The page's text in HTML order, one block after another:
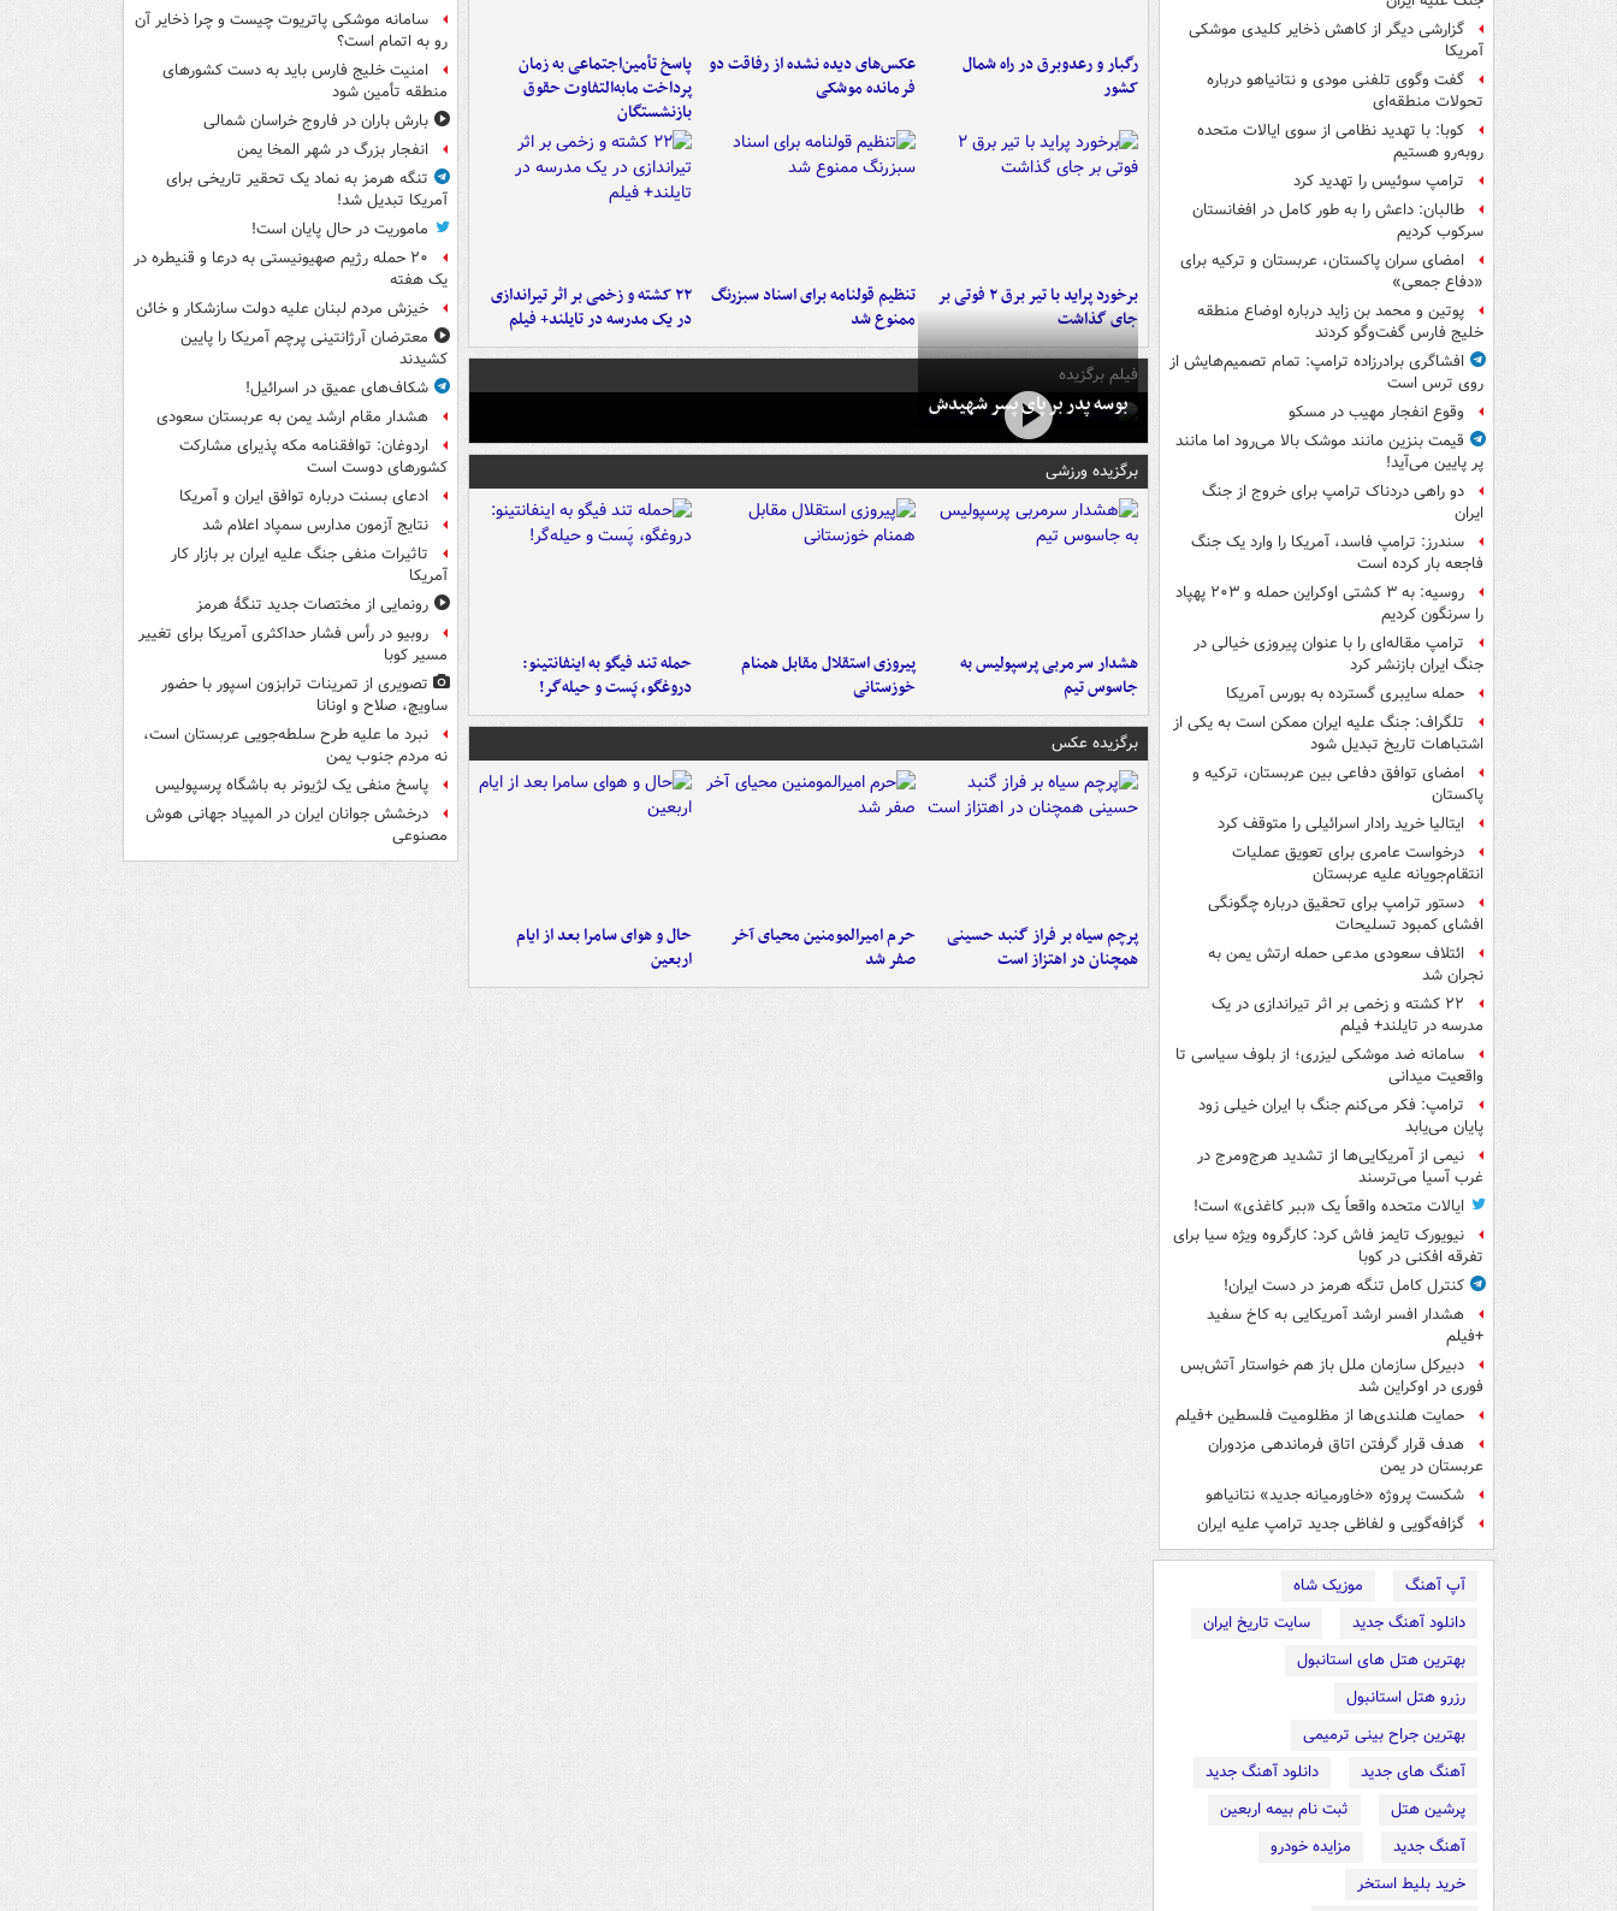
گزارشی دیگر از کاهش ذخایر کلیدی موشکی
آمریکا
گفت وگوی تلفنی مودی و نتانیاهو درباره
تحولات منطقه‌ای
کوبا: با تهدید نظامی از سوی ایالات متحده
روبه‌رو هستیم
ترامپ سوئیس را تهدید کرد
طالبان: داعش را به طور کامل در افغانستان
سرکوب کردیم
امضای سران پاکستان، عربستان و ترکیه برای
«دفاع جمعی»
پوتین و محمد بن زاید درباره اوضاع منطقه
خلیج فارس گفت‌وگو کردند
افشاگری برادرزاده ترامپ: تمام تصمیم‌هایش از
روی ترس است
وقوع انفجار مهیب در مسکو
قیمت بنزین مانند موشک بالا می‌رود اما مانند
پر پایین می‌آید!
دو راهی دردناک ترامپ برای خروج از جنگ
ایران
سندرز: ترامپ فاسد، آمریکا را وارد یک جنگ
فاجعه بار کرده است
روسیه: به ۳ کشتی اوکراین حمله و ۲۰۳ پهپاد
را سرنگون کردیم
ترامپ مقاله‌ای را با عنوان پیروزی خیالی در
جنگ ایران بازنشر کرد
حمله سایبری گسترده به بورس آمریکا
تلگراف: جنگ علیه ایران ممکن است به یکی از
اشتباهات تاریخ تبدیل شود
امضای توافق دفاعی بین عربستان، ترکیه و
پاکستان
ایتالیا خرید رادار اسرائیلی را متوقف کرد
درخواست عامری برای تعویق عملیات
انتقام‌جویانه علیه عربستان
دستور ترامپ برای تحقیق درباره چگونگی
افشای کمبود تسلیحات
ائتلاف سعودی مدعی حمله ارتش یمن به
نجران شد
۲۲ کشته و زخمی بر اثر تیراندازی در یک
مدرسه در تایلند+ فیلم
سامانه ضد موشکی لیزری؛ از بلوف سیاسی تا
واقعیت میدانی
ترامپ: فکر می‌کنم جنگ با ایران خیلی زود
پایان می‌یابد
نیمی از آمریکایی‌ها از تشدید هرج‌ومرج در
غرب آسیا می‌ترسند
ایالات متحده واقعاً یک «ببر کاغذی» است!
نیویورک تایمز فاش کرد: کارگروه ویژه سیا برای
تفرقه افکنی در کوبا
کنترل کامل تنگه هرمز در دست ایران!
هشدار افسر ارشد آمریکایی به کاخ سفید
+فیلم
دبیرکل سازمان ملل باز هم خواستار آتش‌بس
فوری در اوکراین شد
حمایت هلندی‌ها از مظلومیت فلسطین +فیلم
هدف قرار گرفتن اتاق‌ فرماندهی مزدوران
عربستان در یمن
شکست پروژه «خاورمیانه جدید» نتانیاهو
گزافه‌گویی و لفاظی جدید ترامپ علیه ایران
آپ آهنگ
موزیک شاه
دانلود آهنگ جدید
سایت تاریخ ایران
بهترین هتل های استانبول
رزرو هتل استانبول
بهترین جراح بینی ترمیمی
آهنگ های جدید
دانلود آهنگ جدید
پرشین هتل
ثبت نام بیمه اربعین
آهنگ جدید
مزایده خودرو
خرید بلیط استخر
رگبار و رعدوبرق در راه شمال
کشور
عکس‌های دیده نشده از رفاقت دو
فرمانده‌ موشکی
پاسخ تأمین‌اجتماعی به زمان
پرداخت مابه‌التفاوت حقوق
بازنشستگان
برخورد پراید با تیر برق ۲ فوتی بر
جای گذاشت
تنظیم قولنامه برای اسناد سبزرنگ
ممنوع شد
۲۲ کشته و زخمی بر اثر تیراندازی
در یک مدرسه در تایلند+ فیلم
فیلم برگزیده
بوسه‌ پدر بر پای پسر شهیدش
برگزیده ورزشی
هشدار سرمربی پرسپولیس به
جاسوس تیم
پیروزی استقلال مقابل همنام
خوزستانی
حمله تند فیگو به اینفانتینو:
دروغگو، پَست‌ و حیله‌گر!
برگزیده عکس
پرچم سیاه بر فراز گنبد حسینی
همچنان در اهتزاز است
حرم امیرالمومنین محیای آخر
صفر شد
حال و هوای سامرا بعد از ایام
اربعین
سامانه موشکی پاتریوت چیست و چرا ذخایر آن
رو به اتمام است؟
امنیت خلیج فارس باید به دست کشورهای
منطقه تأمین شود
بارش باران در فاروج خراسان شمالی
انفجار بزرگ در شهر المخا یمن
تنگه هرمز به نماد یک تحقیر تاریخی برای
آمریکا تبدیل شد!
ماموریت در حال پایان است!
۲۰ حمله رژیم صهیونیستی به درعا و قنیطره در
یک هفته
خیزش مردم لبنان علیه دولت سازشکار و خائن
معترضان آرژانتینی پرچم آمریکا را پایین
کشیدند
شکاف‌های عمیق در اسرائیل!
هشدار مقام ارشد یمن به عربستان سعودی
اردوغان: توافقنامه مکه پذیرای مشارکت
کشورهای دوست است
ادعای بسنت درباره توافق ایران و آمریکا
نتایج آزمون مدارس سمپاد اعلام شد
تاثیرات منفی جنگ علیه ایران بر بازار کار
آمریکا
رونمایی از مختصات جدید تنگۀ هرمز
روبیو در رأس فشار حداکثری آمریکا برای تغییر
مسیر کوبا
تصویری از تمرینات ترابزون اسپور با حضور
ساویچ، صلاح و اونانا
نبرد ما علیه طرح سلطه‌جویی عربستان است،
نه مردم جنوب یمن
پاسخ منفی یک لژیونر به باشگاه پرسپولیس
درخشش جوانان ایران در المپیاد جهانی هوش
مصنوعی